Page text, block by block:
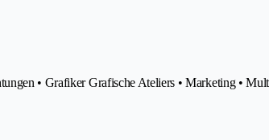
• Grafiker Grafische Ateliers • Marketing •